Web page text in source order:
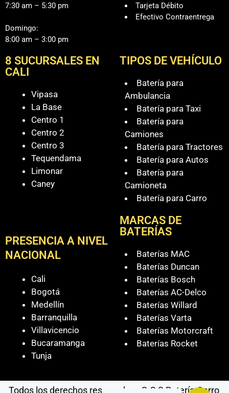
7:30 am – 5:30 pm
Domingo:
8:00 am – 3:00 pm
Tarjeta Débito
Efectivo Contraentrega
8 SUCURSALES EN
CALI
Vipasa
La Base
Centro 1
Centro 2
Centro 3
Tequendama
Limonar
Caney
PRESENCIA A NIVEL
NACIONAL
Cali
Bogotá
Medellín
Barranquilla
Villavicencio
Bucaramanga
Tunja
TIPOS DE VEHÍCULO
Batería para
Ambulancia
Batería para Taxi
Batería para
Camiones
Batería para Tractores
Batería para Autos
Batería para
Camioneta
Batería para Carro
MARCAS DE
BATERÍAS
Baterías MAC
Baterías Duncan
Baterías Bosch
Baterías AC-Delco
Baterías Willard
Baterías Varta
Baterías Motorcraft
Baterías Rocket
Todos los derechos reservados - S.O.S Batería Carro